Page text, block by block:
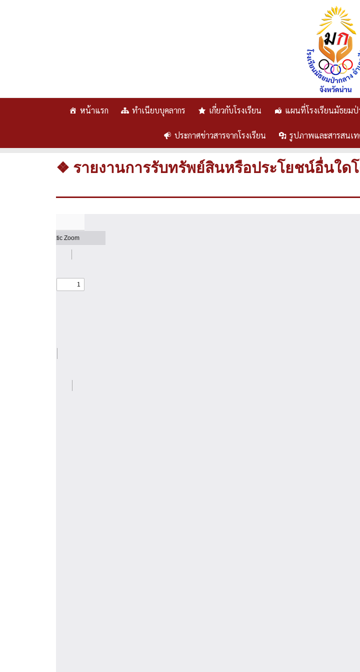
หน้าแรก ทำเนียบบุคลากร เกี่ยวกับโรงเรียน แผนที่โรงเรียนมัธยมป่
ประกาศข่าวสารจากโรงเรียน รูปภาพและสารสนเ
❖ รายงานการรับทรัพย์สินหรือประโยชน์อื่นใด